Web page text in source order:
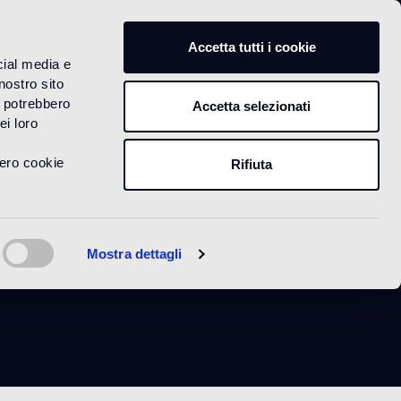
media e
sito
loro
cookie
Mostra dettagli
Accetta tutti i cookie
Accetta selezionati
Rifiuta